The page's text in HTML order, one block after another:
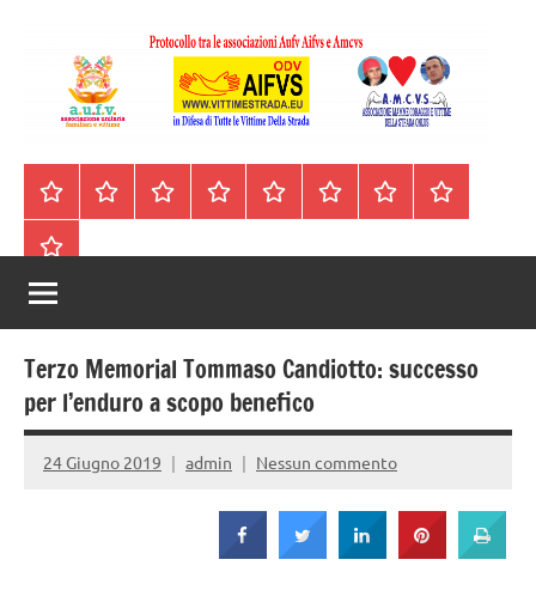
contenuto
A.I.F.V.S.
–
Associazione
Italiana
Familiari
e
Vittime
difesa
di
tutte
vittime
della
strada
HomepageSegnalazioni
Nord
Centro
Sud
ContattiIncidenti
Il
Archivio
Terzo Memorial Tommaso Candiotto: successo
per l’enduro a scopo benefico
24 Giugno 2019 admin Nessun commento